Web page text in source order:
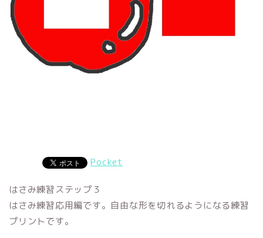
Pocket
はさみ練習ステップ３
はさみ練習応用編です。自由な形を切れるようになる練習
プリントです。